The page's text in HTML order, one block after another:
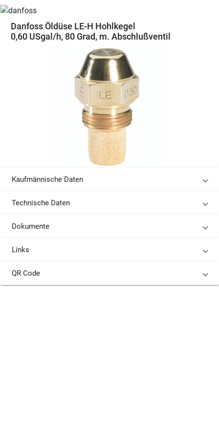
Danfoss Öldüse LE-H Hohlkegel
0,60 USgal/h, 80 Grad, m. Abschlußventil
Kaufmännische Daten
Technische Daten
Dokumente
Links
QR Code